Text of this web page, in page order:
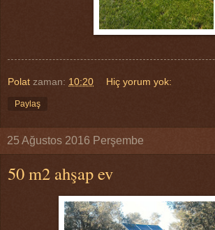
Polat zaman: 10:20 Hiç yorum yok:
Paylaş
25 Ağustos 2016 Perşembe
50 m2 ahşap ev